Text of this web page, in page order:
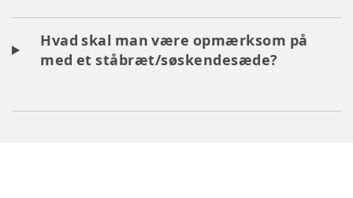
Hvad skal man være opmærksom på
med et ståbræt/søskendesæde?